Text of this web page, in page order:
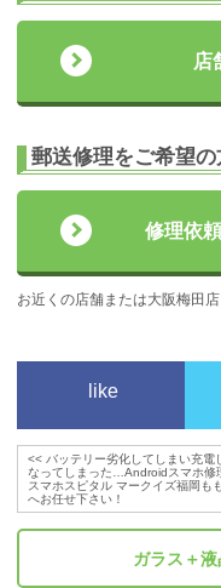
店
郵送修理をご希望の
修理依
お近くの店舗または大阪梅田
like
<<バッテリー劣化してしまい充電
なってしまった…Androidスマホ修
スマホスピタル マークイズ福岡も
へお任せ下さい！
ガラス＋